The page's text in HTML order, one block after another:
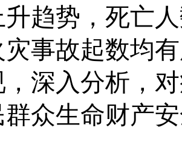
升趋势，死亡
事故起数均
，深入分析，
众生命财产